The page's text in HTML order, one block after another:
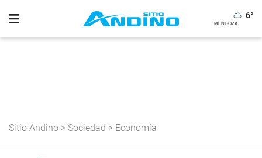
6°
Sitio Andino > Sociedad > Economía